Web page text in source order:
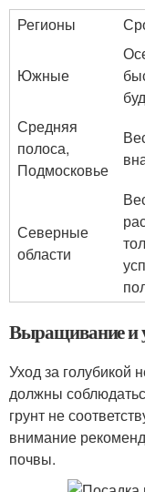
Регионы
Южные
Средняя
полоса,
Подмосковье
Северные
области
Выращивание и
Уход за голубикой
должны
грунт не
внимание
почвы.